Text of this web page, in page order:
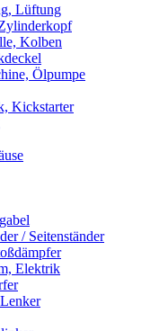
Lüftung
Kolben
Ölpumpe
Kickstarter
/ Seitenständer
Elektrik